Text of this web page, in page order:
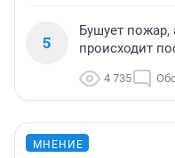
5
Бушует пожар,
происходит
4 735
МНЕНИЕ